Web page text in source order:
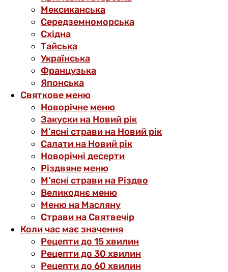
Мексиканська
Середземноморська
Східна
Тайська
Українська
Французька
Японська
Святкове меню
Новорічне меню
Закуски на Новий рік
М’ясні страви на Новий рік
Салати на Новий рік
Новорічні десерти
Різдвяне меню
М’ясні страви на Різдво
Великоднє меню
Меню на Масляну
Страви на Святвечір
Коли час має значення
Рецепти до 15 хвилин
Рецепти до 30 хвилин
Рецепти до 60 хвилин